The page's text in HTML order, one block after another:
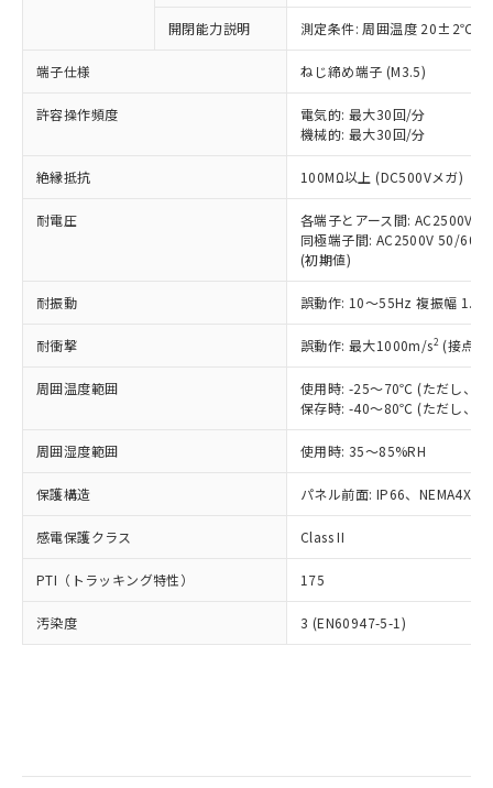
開閉能力説明 測定条件: 周囲温度 20±2℃、
端子仕様 ねじ締め端子 (M3.5)
許容操作頻度
電気的: 最大30回/分
機械的: 最大30回/分
絶縁抵抗 100MΩ以上 (DC500Vメガ)
耐電圧
各端子とアース間: AC2500V
同極端子間: AC2500V 50/
(初期値)
耐振動 誤動作: 10～55Hz 複振幅
耐衝撃 誤動作: 最大1000m/s2 (接点
周囲温度範囲
使用時: -25～70℃ (ただし、氷
保存時: -40～80℃ (ただし、氷
周囲湿度範囲 使用時: 35～85%RH
保護構造 パネル前面: IP66、NEMA4X,
感電保護クラス Class II
PTI（トラッキング特性） 175
汚染度 3 (EN60947-5-1)
以下の条件をお読みいただき、同意のうえ
ご利用ください。
本サービスは、当社制御機器事業取扱
商品の当社在庫状況および標準価格
当社制御機器事業取扱商品の中には、
本サービスの対象外となる商品もある
ことをご了承ください。
在庫状況および標準価格照会結果は、
記載している更新日時点での社内デー
タに基づき作成されるものであり、閲
覧された時点での実際の在庫および標
準価格とは異なる場合があることをご
正式な納期状況および標準価格はお客
様のお取引先、またはお客様担当のオ
ムロン制御機器販売店・当社販売員に
オムロン制御機器販売店や当社販売拠
販売ネットワーク
」をご確認
ください。
在庫状況および標準価格結果を当社の
事前の承諾なく第三者に漏洩または開
マイパーツ機能（部品リスト作成サー
および当社の共同利用者が、当社の製
対応予定なし：EU RoHS指令（10物質）の
非含有に非対応の商品で、対応品を出す予
定はありません。
調査・確認中：EU RoHS指令（10物質）の
非含有の対応状況を調査中または確認中の
非該当品：ライセンス料など無形物で、有
害物質有無と関係のない商品です。
いたものが、含有品と判明した場合などや
むを得ず変更することがあります。
六価クロム(Cr(Ⅵ)) 1000ppm以下、ポリ臭化ビフェニル
類(PBB) 1000ppm以下、ポリ臭化ジフェニルエーテル類
(PBDE) 1000ppm以下、フタル酸ビス(2-エチルヘキシ
ル) (DEHP)(別名：DOP) 1000ppm以下、フタル酸ブチ
ルベンジル（BBP） 1000ppm以下、フタル酸ジブチル
（DBP） 1000ppm以下、フタル酸ジイソブチル
(DIBP) 1000ppm以下
フタル酸エステル類の４物質については閾値を超える意
図的な使用がないことを確認しています。
※2 対応予定月
部品在庫の切り替え状況などにより、予定
月が前後することがあります。
※1 中国RoHS○×表
「○」：最大均質材料含有率が中国RoHSの
基準値以下であることを示します。
「×」：最大均質材料含有率が中国RoHSの
基準値を超えていることを示します。
「－」：未確認です。当社販売部門へお問
*中国RoHS10物質の基準値 (GB/T26572)：
Pb(鉛) :1000ppm、 Hg(水銀) : 1000ppm、 Cd(カドミウ
Cr(Ⅵ)(六価クロム) : 1000ppm、 PBBs(ポリ臭化ビフェ
ニル類) : 1000ppm、 PBDEs(ポリ臭化ジフェニルエーテ
DBP(フタル酸ジブチル) : 1000ppm、 DIBP(フタル酸ジ
イソブチル) : 1000ppm、 BBP(フタル酸ブチルベンジ
ル) : 1000ppm、
DEHP(フタル酸ビス(2-エチルヘキシル)) : 1000ppm
※2 環境保護使用期限
「ｅ」：有害物質（10物質）のすべてが基
準値以下であることを示します。
「10」：通常の使用状況下において有害物
質が外部に漏えいし、環境に深刻な影響を
当社は、これら貴社製品のうち、外国
為替および外国貿易法に定める商品
（以下｢規制貨物等」という）を輸出
または国外への提供する場合は、日本
国政府の輸出許可(または役務取引許
可)を取得するなどの必要な手続きを
当社は規制貨物を破棄する場合は、完
全に破砕するなど、違法に輸出されな
いよう必要な手段を講じます。
ル、化学兵器、生物兵器またはその他
武器並びにこれらの製造装置等に一切
使用いたしません。
当社は、貴社製品を第三者に販売する
場合は、上記1、2および3の内容を当
該第三者に通知します。また当社は、
販売先および販売に係わる関係者が違
法に輸出するおそれがある場合は、取
○ 一定数以上の在庫あり
一定数には満たないが在庫あり
在庫なし(最新の在庫状況につ
いては、お客様のお取引先、ま
たはお客様担当のオムロン制御
機器販売店・当社販売員にご確
認ください)
受注生産機種、また在庫状況の